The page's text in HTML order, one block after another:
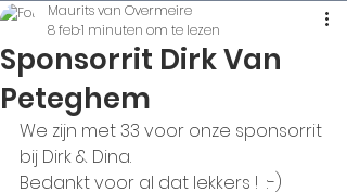
Sponsorrit Dirk Van
Peteghem
Maurits van Overmeire
8 feb1 minuten om te lezen
We zijn met 33 voor onze sponsorrit
bij Dirk & Dina.
Bedankt voor al dat lekkers !  :-)